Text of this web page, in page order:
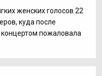
женских голосов 22
куда после
концертом пожаловала